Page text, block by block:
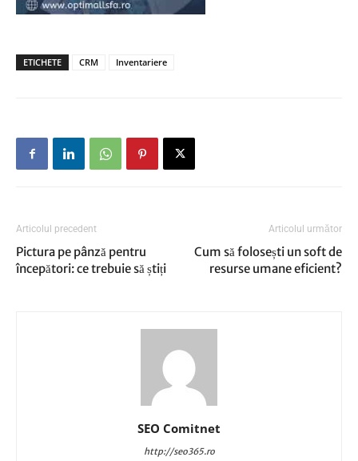
ETICHETE CRM Inventariere
Articolul precedent
Pictura pe pânză pentru
începători: ce trebuie să știți
Articolul următor
Cum să folosești un soft de
resurse umane eficient?
SEO Comitnet
http://seo365.ro